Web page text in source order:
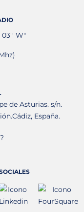
03'' W"
de Asturias. s/n.
España.